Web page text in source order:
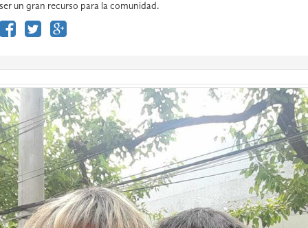
ser un gran recurso para la comunidad.